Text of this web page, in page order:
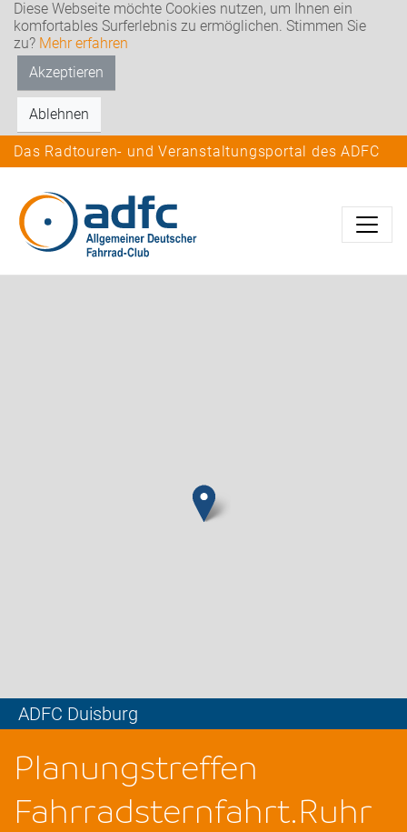
Diese Webseite möchte Cookies nutzen, um Ihnen ein
komfortables Surferlebnis zu ermöglichen. Stimmen Sie
zu? Mehr erfahren
Akzeptieren
Ablehnen
Das Radtouren- und Veranstaltungsportal des ADFC
ADFC Duisburg
Planungstreffen
Fahrradsternfahrt.Ruhr